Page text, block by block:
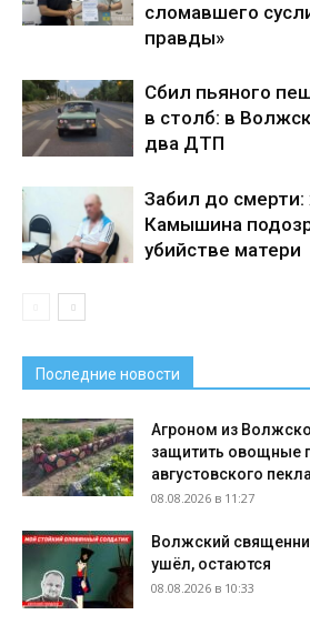
сломавшего
правды»
Сбил пьяного
в столб: в
два ДТП
Забил до
Камышина
убийстве матери
Последние новости
Агроном из
защитить овощные
августовского
08.08.2026 в 11:27
Волжский
ушёл, остаются
08.08.2026 в 10:33